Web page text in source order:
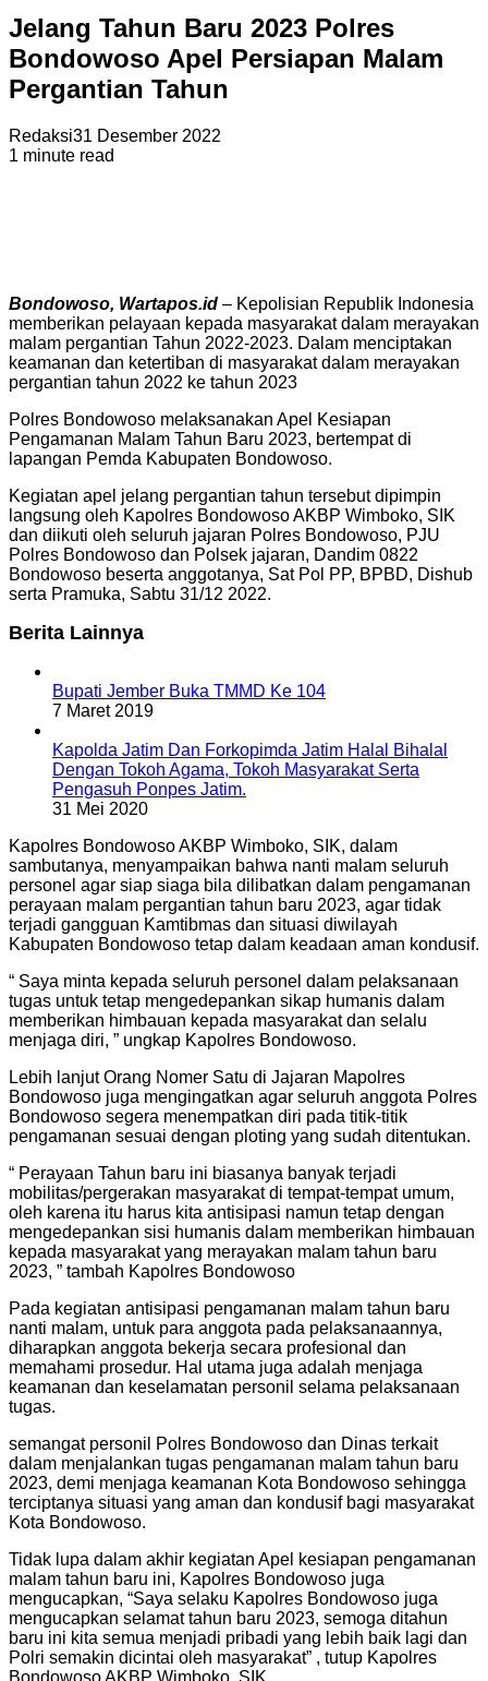
Jelang Tahun Baru 2023 Polres
Bondowoso Apel Persiapan Malam
Pergantian Tahun
Redaksi31 Desember 2022
1 minute read
Bondowoso, Wartapos.id – Kepolisian Republik Indonesia
memberikan pelayaan kepada masyarakat dalam merayakan
malam pergantian Tahun 2022-2023. Dalam menciptakan
keamanan dan ketertiban di masyarakat dalam merayakan
pergantian tahun 2022 ke tahun 2023
Polres Bondowoso melaksanakan Apel Kesiapan
Pengamanan Malam Tahun Baru 2023, bertempat di
lapangan Pemda Kabupaten Bondowoso.
Kegiatan apel jelang pergantian tahun tersebut dipimpin
langsung oleh Kapolres Bondowoso AKBP Wimboko, SIK
dan diikuti oleh seluruh jajaran Polres Bondowoso, PJU
Polres Bondowoso dan Polsek jajaran, Dandim 0822
Bondowoso beserta anggotanya, Sat Pol PP, BPBD, Dishub
serta Pramuka, Sabtu 31/12 2022.
Berita Lainnya
Bupati Jember Buka TMMD Ke 104
7 Maret 2019
Kapolda Jatim Dan Forkopimda Jatim Halal Bihalal
Dengan Tokoh Agama, Tokoh Masyarakat Serta
Pengasuh Ponpes Jatim.
31 Mei 2020
Kapolres Bondowoso AKBP Wimboko, SIK, dalam
sambutanya, menyampaikan bahwa nanti malam seluruh
personel agar siap siaga bila dilibatkan dalam pengamanan
perayaan malam pergantian tahun baru 2023, agar tidak
terjadi gangguan Kamtibmas dan situasi diwilayah
Kabupaten Bondowoso tetap dalam keadaan aman kondusif.
“ Saya minta kepada seluruh personel dalam pelaksanaan
tugas untuk tetap mengedepankan sikap humanis dalam
memberikan himbauan kepada masyarakat dan selalu
menjaga diri, ” ungkap Kapolres Bondowoso.
Lebih lanjut Orang Nomer Satu di Jajaran Mapolres
Bondowoso juga mengingatkan agar seluruh anggota Polres
Bondowoso segera menempatkan diri pada titik-titik
pengamanan sesuai dengan ploting yang sudah ditentukan.
“ Perayaan Tahun baru ini biasanya banyak terjadi
mobilitas/pergerakan masyarakat di tempat-tempat umum,
oleh karena itu harus kita antisipasi namun tetap dengan
mengedepankan sisi humanis dalam memberikan himbauan
kepada masyarakat yang merayakan malam tahun baru
2023, ” tambah Kapolres Bondowoso
Pada kegiatan antisipasi pengamanan malam tahun baru
nanti malam, untuk para anggota pada pelaksanaannya,
diharapkan anggota bekerja secara profesional dan
memahami prosedur. Hal utama juga adalah menjaga
keamanan dan keselamatan personil selama pelaksanaan
tugas.
semangat personil Polres Bondowoso dan Dinas terkait
dalam menjalankan tugas pengamanan malam tahun baru
2023, demi menjaga keamanan Kota Bondowoso sehingga
terciptanya situasi yang aman dan kondusif bagi masyarakat
Kota Bondowoso.
Tidak lupa dalam akhir kegiatan Apel kesiapan pengamanan
malam tahun baru ini, Kapolres Bondowoso juga
mengucapkan, “Saya selaku Kapolres Bondowoso juga
mengucapkan selamat tahun baru 2023, semoga ditahun
baru ini kita semua menjadi pribadi yang lebih baik lagi dan
Polri semakin dicintai oleh masyarakat” , tutup Kapolres
Bondowoso AKBP Wimboko, SIK.